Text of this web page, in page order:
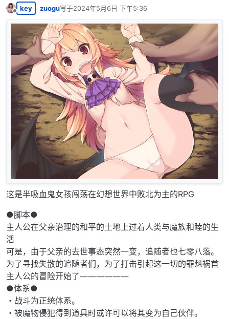
离线
key zuogu写于2024年5月6日 下午5:36
最后由 编辑
这是半吸血鬼女孩闯荡在幻想世界中败北为主的RPG
●脚本●
主人公在父亲治理的和平的土地上过着人类与魔族和睦的生
活
可是，由于父亲的去世事态突然一变，追随者也七零八落。
为了寻找失散的追随者们，为了打击引起这一切的罪魁祸首
主人公的冒险开始了――――――
●体系●
・战斗为正统体系。
・被魔物侵犯得到道具时或许可以将其变为自己伙伴。